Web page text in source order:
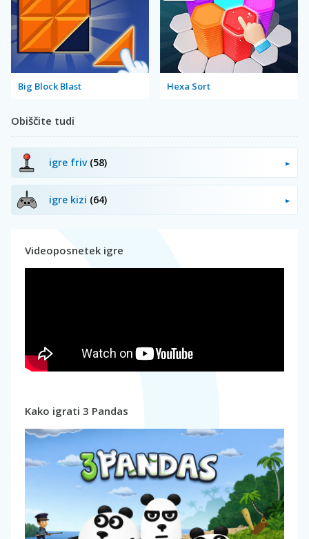
Big Block Blast Hexa Sort
Obiščite tudi
igre friv (58)
igre kizi (64)
Videoposnetek igre
Kako igrati 3 Pandas